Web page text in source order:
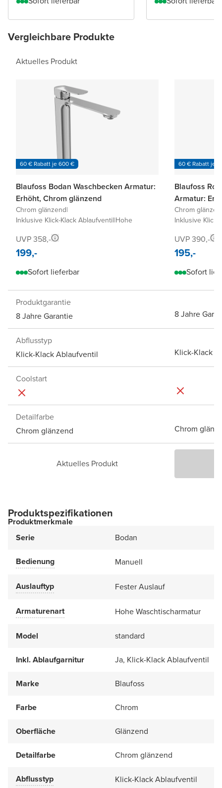
Vergleichbare Produkte
Aktuelles Produkt
60 € Rabatt je 600 €
Blaufoss Bodan Waschbecken Armatur:
Erhöht, Chrom glänzend
Chrom glänzend|
Inklusive Klick-Klack Ablaufventil|Hohe
UVP 358,-
199,-
Sofort lieferbar
60 € Rabatt je
Blaufoss
Armatur:
Chrom
Inklusive
UVP 390,-
195,-
Sofort
Produktgarantie
8 Jahre Garantie
8 Jahre
Abflusstyp
Klick-Klack Ablaufventil
Klick-Klack
Coolstart
Detailfarbe
Chrom glänzend
Chrom
Aktuelles Produkt
Produktspezifikationen
Produktmerkmale
Serie
Bodan
Bedienung Manuell
Auslauftyp Fester Auslauf
Armaturenart Hohe Waschtischarmatur
Model standard
Inkl. Ablaufgarnitur Ja, Klick-Klack Ablaufventil
Marke Blaufoss
Farbe Chrom
Oberfläche Glänzend
Detailfarbe Chrom glänzend
Abflusstyp Klick-Klack Ablaufventil